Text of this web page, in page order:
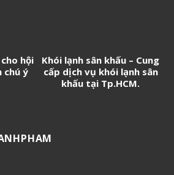
hội
chú ý
Khói lạnh sân khấu – Cung
cấp dịch vụ khói lạnh sân
khấu tại Tp.HCM.